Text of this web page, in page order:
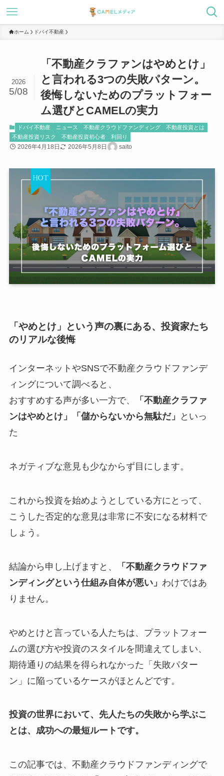
ホーム ドバイ不動産
「不動産クラファンはやめとけ」
と言われる3つの失敗パターン。
後悔しないためのプラットフォー
ム選びとCAMELの実力
2026
5/08
ドバイ不動産 ニュース 不動産クラウドファンディング
不動産投資とは
不動産投資リスク
不動産投資初心者 利回り
2026年4月18日 2026年5月8日 saito
「やめとけ」という声の裏にある、投資家たち
のリアルな後悔
インターネットやSNSで不動産クラウドファンデ
ィングについて調べると、
おすすめする声が多い一方で、
「不動産クラファ
ンはやめとけ」「儲からないから無駄だ」
といっ
た
ネガティブな意見も少なからず目にします。
これから投資を始めようとしている方にとって、
こうした否定的な意見は非常に不安になる材料で
しょう。
結論から申し上げますと、
「不動産クラウドファ
ンディングという仕組み自体が悪い」 わけではあ
りません。
やめとけと言っている人たちは、プラットフォー
ムの選び方や投資のスタイルを間違えてしまい、
期待通りの結果を得られなかった「失敗パター
ン」に陥っているケースがほとんどです。
投資の世界において、先人たちの失敗から学ぶこ
とは、成功への最短ルートです。
この記事では、不動産クラウドファンディングで